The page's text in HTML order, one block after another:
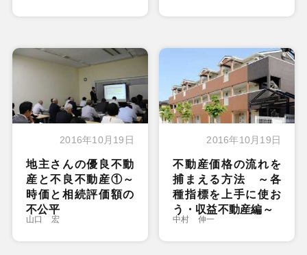
2016年10月19日
地主さんの優良不動
産と不良不動産①～
時価と相続評価額の
不公平
山口 宏
2016年10月19日
不動産価格の流れを
捕まえる方法 ～各
種指標を上手に使お
う・収益不動産編～
中村 伸一